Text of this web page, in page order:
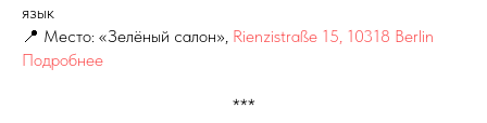
язык
📍 Место: «Зелёный салон», Rienzistraße 15, 10318 Berlin
Подробнее
***